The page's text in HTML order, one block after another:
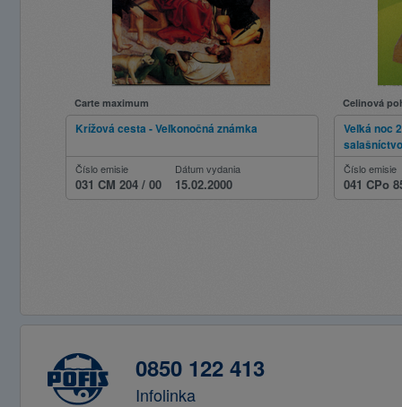
Carte maximum
Krížová cesta - Veľkonočná známka
Číslo emisie
031 CM 204 / 00
Dátum vydania
15.02.2000
Celinová
Veľká noc
salašníctvo
Číslo emisie
041 CPo
0850 122 413
Infolinka